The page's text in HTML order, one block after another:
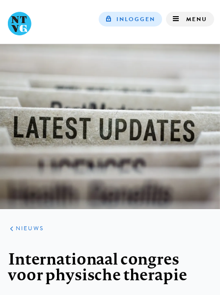
navigation
INLOGGEN MENU
ARTIKELEN
HET
KORT
NIEUWS
Internationaal congres
voor physische therapie